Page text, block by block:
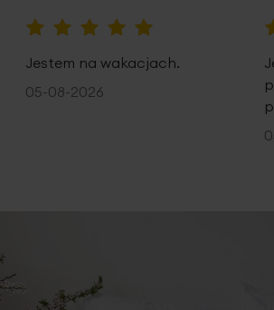
Jestem na wakacjach.
05-08-2026